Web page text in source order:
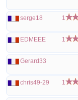
serge18 1
EDMEEE 1
Gerard33
chris49-29 1